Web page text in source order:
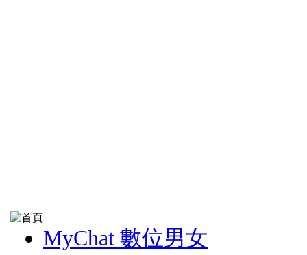
MyChat 數位男女